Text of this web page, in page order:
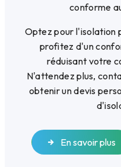
conforme
Optez pour l'isolation
profitez d'un
réduisant votre
N'attendez plus,
obtenir un devis
En savoir plus